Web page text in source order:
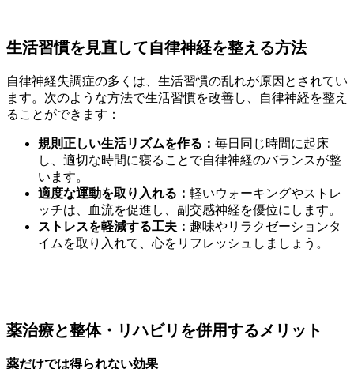
生活習慣を見直して自律神経を整える方法
自律神経失調症の多くは、生活習慣の乱れが原因とされてい
ます。次のような方法で生活習慣を改善し、自律神経を整え
ることができます：
規則正しい生活リズムを作る： 毎日同じ時間に起床
し、適切な時間に寝ることで自律神経のバランスが整
います。
適度な運動を取り入れる： 軽いウォーキングやストレ
ッチは、血流を促進し、副交感神経を優位にします。
ストレスを軽減する工夫： 趣味やリラクゼーションタ
イムを取り入れて、心をリフレッシュしましょう。
薬治療と整体・リハビリを併用するメリット
薬だけでは得られない効果